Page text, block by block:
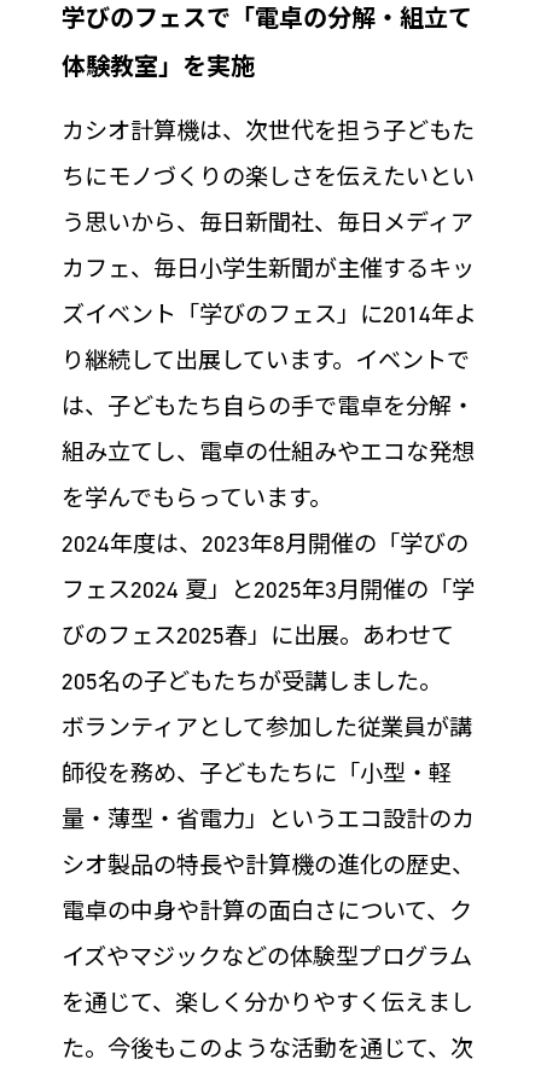
学びのフェスで「電卓の分解・組立て
体験教室」を実施
カシオ計算機は、次世代を担う子どもた
ちにモノづくりの楽しさを伝えたいとい
う思いから、毎日新聞社、毎日メディア
カフェ、毎日小学生新聞が主催するキッ
ズイベント「学びのフェス」に2014年よ
り継続して出展しています。イベントで
は、子どもたち自らの手で電卓を分解・
組み立てし、電卓の仕組みやエコな発想
を学んでもらっています。
2024年度は、2023年8月開催の「学びの
フェス2024 夏」と2025年3月開催の「学
びのフェス2025春」に出展。あわせて
205名の子どもたちが受講しました。
ボランティアとして参加した従業員が講
師役を務め、子どもたちに「小型・軽
量・薄型・省電力」というエコ設計のカ
シオ製品の特長や計算機の進化の歴史、
電卓の中身や計算の面白さについて、ク
イズやマジックなどの体験型プログラム
を通じて、楽しく分かりやすく伝えまし
た。今後もこのような活動を通じて、次